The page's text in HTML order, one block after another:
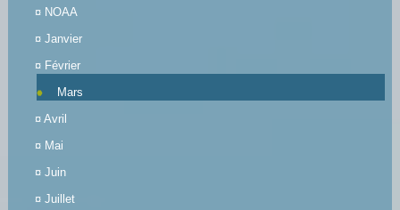
¤ NOAA
¤ Janvier
¤ Février
Mars
¤ Avril
¤ Mai
¤ Juin
¤ Juillet